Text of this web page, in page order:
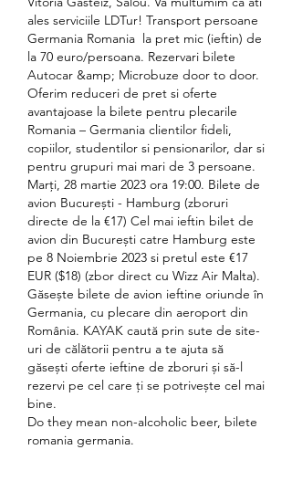
ales serviciile LDTur! Transport persoane
Germania Romania ️ la pret mic (ieftin) de
la 70 euro/persoana. Rezervari bilete
Autocar &amp; Microbuze door to door.
Oferim reduceri de pret si oferte
avantajoase la bilete pentru plecarile
Romania – Germania clientilor fideli,
copiilor, studentilor si pensionarilor, dar si
pentru grupuri mai mari de 3 persoane.
Marți, 28 martie 2023 ora 19:00. Bilete de
avion București - Hamburg (zboruri
directe de la €17) Cel mai ieftin bilet de
avion din București catre Hamburg este
pe 8 Noiembrie 2023 si pretul este €17
EUR ($18) (zbor direct cu Wizz Air Malta).
Găsește bilete de avion ieftine oriunde în
Germania, cu plecare din aeroport din
România. KAYAK caută prin sute de site-
uri de călătorii pentru a te ajuta să
găsești oferte ieftine de zboruri și să-l
rezervi pe cel care ți se potrivește cel mai
bine.
Do they mean non-alcoholic beer, bilete
romania germania.